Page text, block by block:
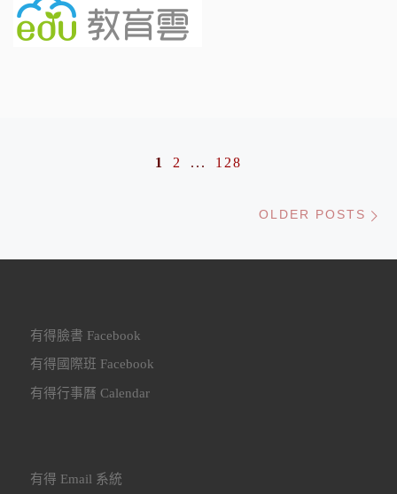
1 2 ... 128
OLDER POSTS
有得臉書 Facebook
有得國際班 Facebook
有得行事曆 Calendar
有得 Email 系統